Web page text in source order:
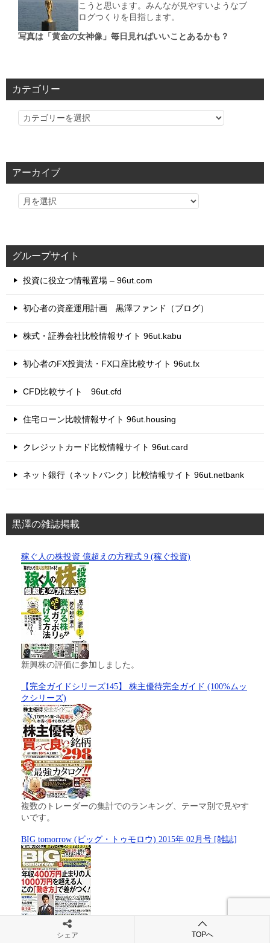
こうと思います。みんなが見やすいようなブ
ログつくりを目指します。
写真は「黄金の女神像」毎日見ればいいことあるかも？
カテゴリー
カ
リ
アーカイブ
グループサイト
投資に役立つ情報置場 – 96ut.com
初心者の資産運用計画 黒澤ファンド（ブログ）
株式・証券会社比較情報サイト 96ut.kabu
初心者のFX投資法・FX口座比較サイト 96ut.fx
CFD比較サイト 96ut.cfd
住宅ローン比較情報サイト 96ut.housing
クレジットカード比較情報サイト 96ut.card
ネット銀行（ネットバンク）比較情報サイト 96ut.netbank
黒澤の雑誌掲載
稼ぐ人の株投資 億超えの方程式 9 (稼ぐ投資)
新興株の評価に参加しました。
【完全ガイドシリーズ145】 株主優待完全ガイド (100%ムッ
クシリーズ)
複数のトレーダーの集計でのランキング、テーマ別で見やす
いです。
BIG tomorrow (ビッグ・トゥモロウ) 2015年 02月号 [雑誌]
シェア TOPへ